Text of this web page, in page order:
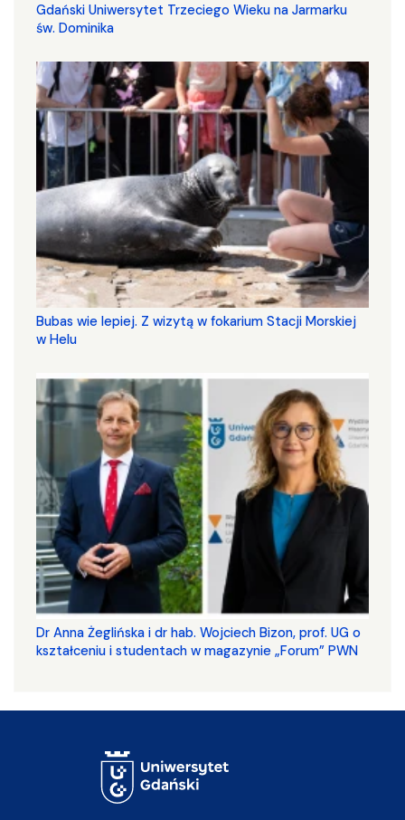
Gdański Uniwersytet Trzeciego Wieku na Jarmarku
św. Dominika
Bubas wie lepiej. Z wizytą w fokarium Stacji Morskiej
w Helu
​​​​​​​Dr Anna Żeglińska i dr hab. Wojciech Bizon, prof. UG o
kształceniu i studentach w magazynie „Forum” PWN